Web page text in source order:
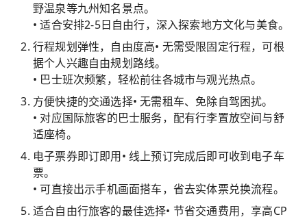
野温泉等九州知名景点。
• 适合安排2-5日自由行，深入探索地方文化与美食。
行程规划弹性，自由度高• 无需受限固定行程，可根
据个人兴趣自由规划路线。
• 巴士班次频繁，轻松前往各城市与观光热点。
方便快捷的交通选择• 无需租车、免除自驾困扰。
• 对应国际旅客的巴士服务，配有行李置放空间与舒
适座椅。
电子票券即订即用• 线上预订完成后即可收到电子车
票。
• 可直接出示手机画面搭车，省去实体票兑换流程。
适合自由行旅客的最佳选择• 节省交通费用，享高CP